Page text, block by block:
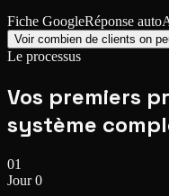
Fiche GoogleRéponse auto
Voir combien de clients on
Le processus
Vos premiers
système
01
Jour 0